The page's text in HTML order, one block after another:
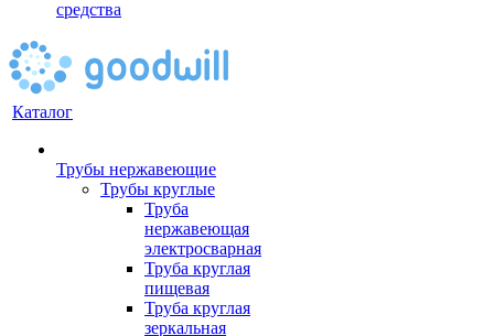
средства
Каталог
Трубы нержавеющие
Трубы круглые
Труба
нержавеющая
электросварная
Труба круглая
пищевая
Труба круглая
зеркальная